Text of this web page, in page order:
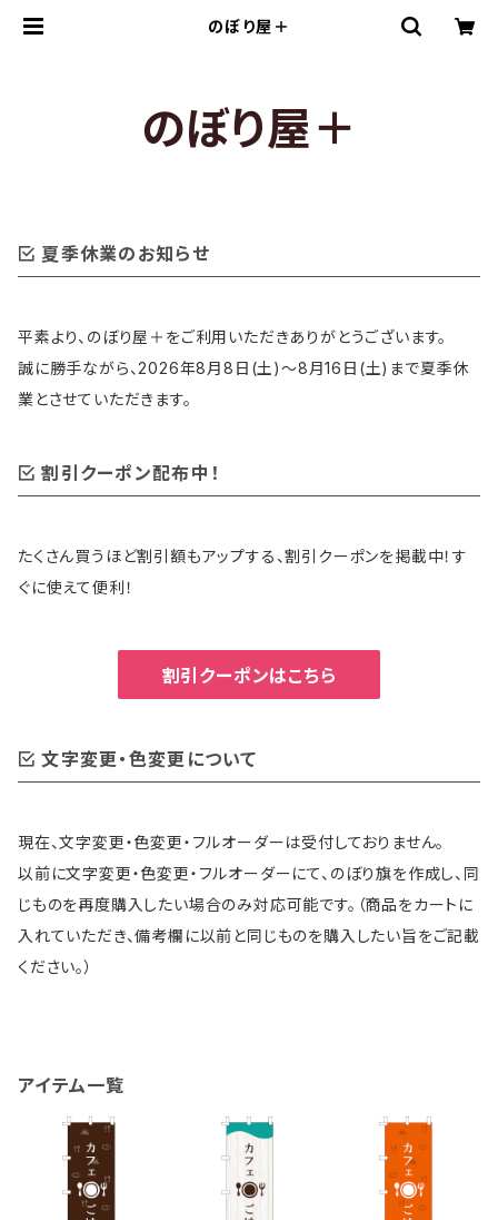
のぼり屋＋
のぼり屋＋
夏季休業のお知らせ
平素より、のぼり屋＋をご利用いただきありがとうございます。
誠に勝手ながら、2026年8月8日(土)〜8月16日(土)まで夏季休
業とさせていただきます。
割引クーポン配布中！
たくさん買うほど割引額もアップする、割引クーポンを掲載中！す
ぐに使えて便利！
割引クーポンはこちら
文字変更・色変更について
現在、文字変更・色変更・フルオーダーは受付しておりません。
以前に文字変更・色変更・フルオーダーにて、のぼり旗を作成し、同
じものを再度購入したい場合のみ対応可能です。（商品をカートに
入れていただき、備考欄に以前と同じものを購入したい旨をご記載
ください。）
アイテム一覧